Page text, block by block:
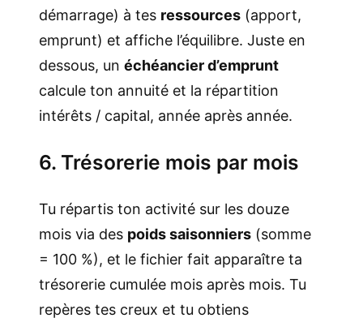
démarrage) à tes ressources (apport,
emprunt) et affiche l’équilibre. Juste en
dessous, un échéancier d’emprunt
calcule ton annuité et la répartition
intérêts / capital, année après année.
6. Trésorerie mois par mois
Tu répartis ton activité sur les douze
mois via des poids saisonniers (somme
= 100 %), et le fichier fait apparaître ta
trésorerie cumulée mois après mois. Tu
repères tes creux et tu obtiens